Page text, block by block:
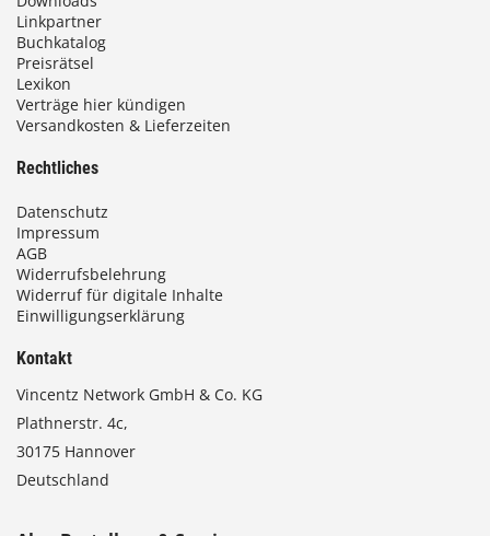
Linkpartner
Buchkatalog
Preisrätsel
Lexikon
Verträge hier kündigen
Versandkosten & Lieferzeiten
Rechtliches
Datenschutz
Impressum
AGB
Widerrufsbelehrung
Widerruf für digitale Inhalte
Einwilligungserklärung
Kontakt
Vincentz Network GmbH & Co. KG
Plathnerstr. 4c,
30175 Hannover
Deutschland